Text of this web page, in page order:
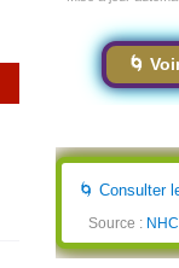
🌀
🌀 Consulter
Source :